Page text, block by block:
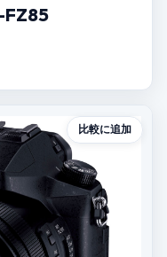
FZ85
比較に追加